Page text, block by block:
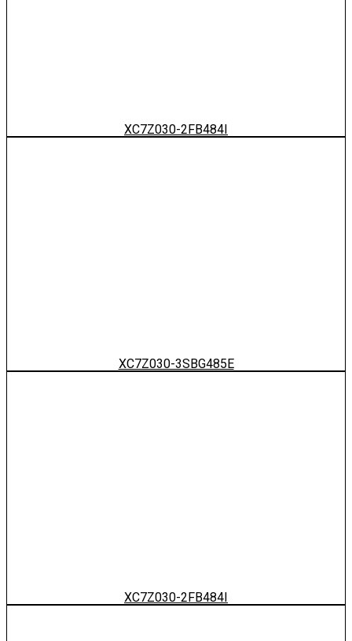
XC7Z030-2FB484I
XC7Z030-3SBG485E
XC7Z030-2FB484I